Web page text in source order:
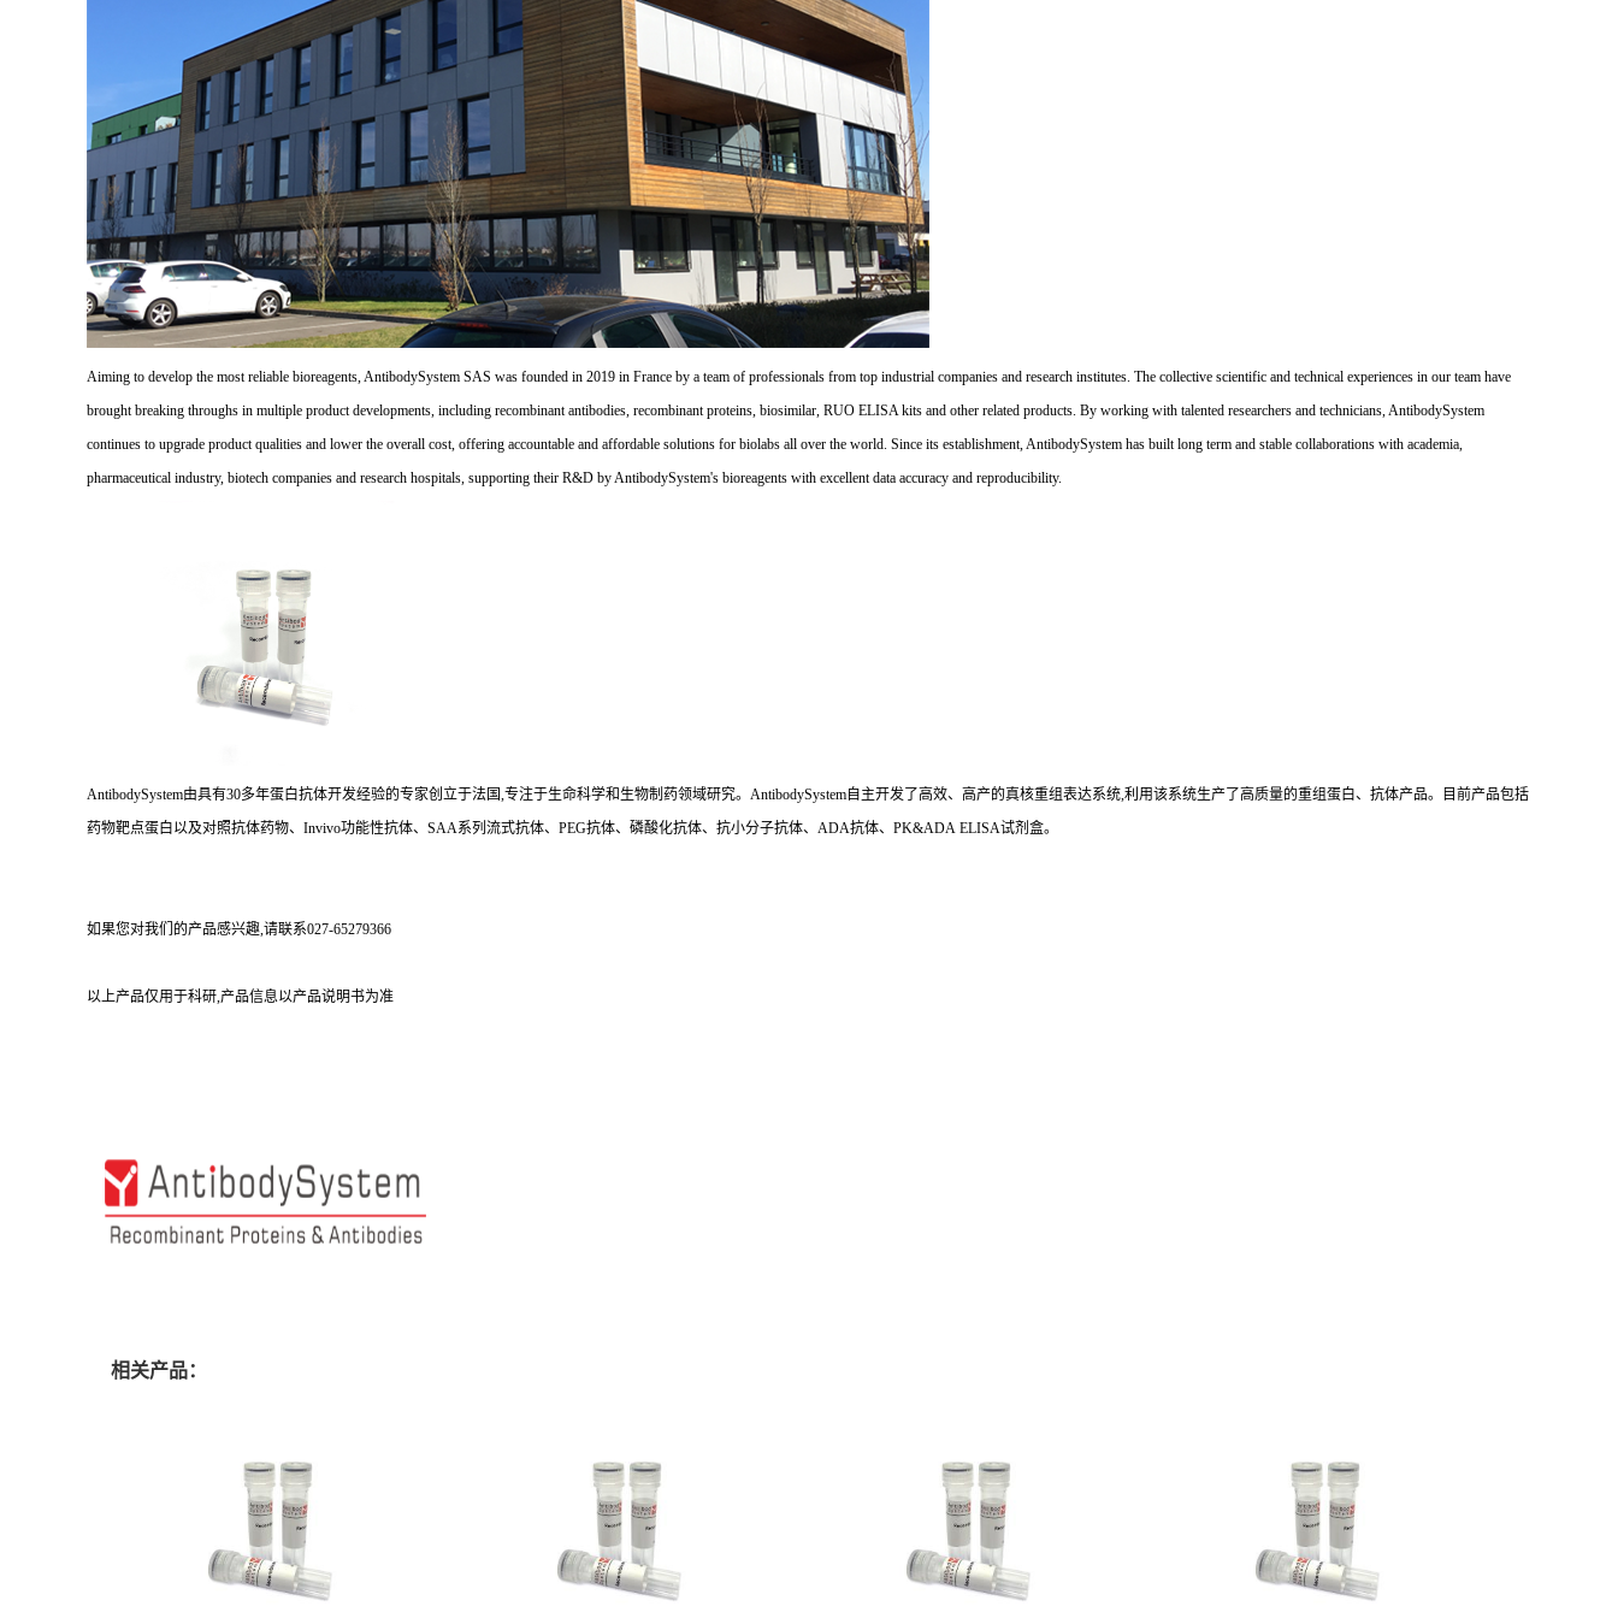
Aiming to develop the most reliable bioreagents, AntibodySystem SAS was founded in 2019 in France by a team of professionals from top industrial companies and research institutes. The collective scientific and technical experiences in our team have
brought breaking throughs in multiple product developments, including recombinant antibodies, recombinant proteins, biosimilar, RUO ELISA kits and other related products. By working with talented researchers and technicians, AntibodySystem
continues to upgrade product qualities and lower the overall cost, offering accountable and affordable solutions for biolabs all over the world. Since its establishment, AntibodySystem has built long term and stable collaborations with academia,
pharmaceutical industry, biotech companies and research hospitals, supporting their R&D by AntibodySystem's bioreagents with excellent data accuracy and reproducibility.
AntibodySystem由具有30多年蛋白抗体开发经验的专家创立于法国,专注于生命科学和生物制药领域研究。AntibodySystem自主开发了高效、高产的真核重组表达系统,利用该系统生产了高质量的重组蛋白、抗体产品。目前产品包括
药物靶点蛋白以及对照抗体药物、Invivo功能性抗体、SAA系列流式抗体、PEG抗体、磷酸化抗体、抗小分子抗体、ADA抗体、PK&ADA ELISA试剂盒。
如果您对我们的产品感兴趣,请联系027-65279366
以上产品仅用于科研,产品信息以产品说明书为准
相关产品：